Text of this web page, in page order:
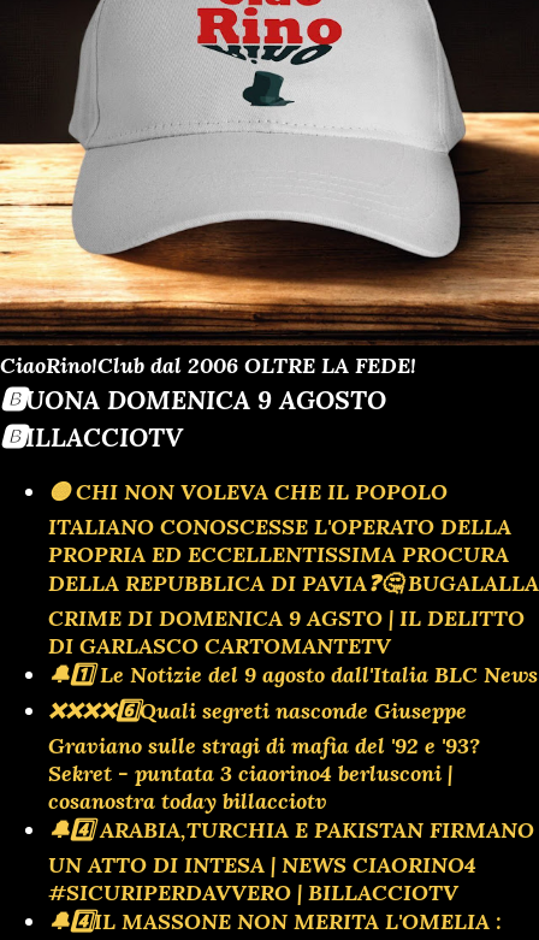
CiaoRino!Club dal 2006 OLTRE LA FEDE!
🅱️UONA DOMENICA 9 AGOSTO
🅱️ILLACCIOTV
🟡 CHI NON VOLEVA CHE IL POPOLO
ITALIANO CONOSCESSE L'OPERATO DELLA
PROPRIA ED ECCELLENTISSIMA PROCURA
DELLA REPUBBLICA DI PAVIA❓️🤔 BUGALALLA
CRIME DI DOMENICA 9 AGSTO | IL DELITTO
DI GARLASCO CARTOMANTETV
🔔1️⃣ Le Notizie del 9 agosto dall'Italia BLC News
❌️❌️❌️❌️6️⃣Quali segreti nasconde Giuseppe
Graviano sulle stragi di mafia del '92 e '93?
Sekret - puntata 3 ciaorino4 berlusconi |
cosanostra today billacciotv
🔔4️⃣ ARABIA,TURCHIA E PAKISTAN FIRMANO
UN ATTO DI INTESA | NEWS CIAORINO4
#SICURIPERDAVVERO | BILLACCIOTV
🔔4️⃣IL MASSONE NON MERITA L'OMELIA :